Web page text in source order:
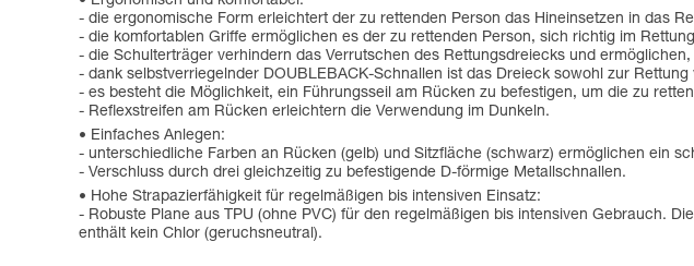
- die ergonomische Form erleichtert der zu rettenden Person das Hineinsetzen in das
- die komfortablen Griffe ermöglichen es der zu rettenden Person, sich richtig im
- die Schulterträger verhindern das Verrutschen des Rettungsdreiecks und
- dank selbstverriegelnder DOUBLEBACK-Schnallen ist das Dreieck sowohl zur
- es besteht die Möglichkeit, ein Führungsseil am Rücken zu befestigen, um die zu
- Reflexstreifen am Rücken erleichtern die Verwendung im Dunkeln.
Einfaches Anlegen:
- unterschiedliche Farben an Rücken (gelb) und Sitzfläche (schwarz) ermöglichen ein
- Verschluss durch drei gleichzeitig zu befestigende D-förmige Metallschnallen.
Hohe Strapazierfähigkeit für regelmäßigen bis intensiven Einsatz:
- Robuste Plane aus TPU (ohne PVC) für den regelmäßigen bis intensiven Gebrauch.
enthält kein Chlor (geruchsneutral).